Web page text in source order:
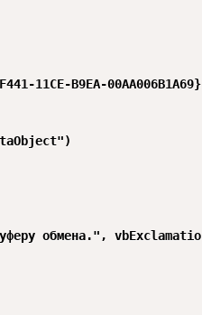
11CE-B9EA-
обмена.",